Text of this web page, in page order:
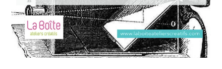
Contact
Mon compte